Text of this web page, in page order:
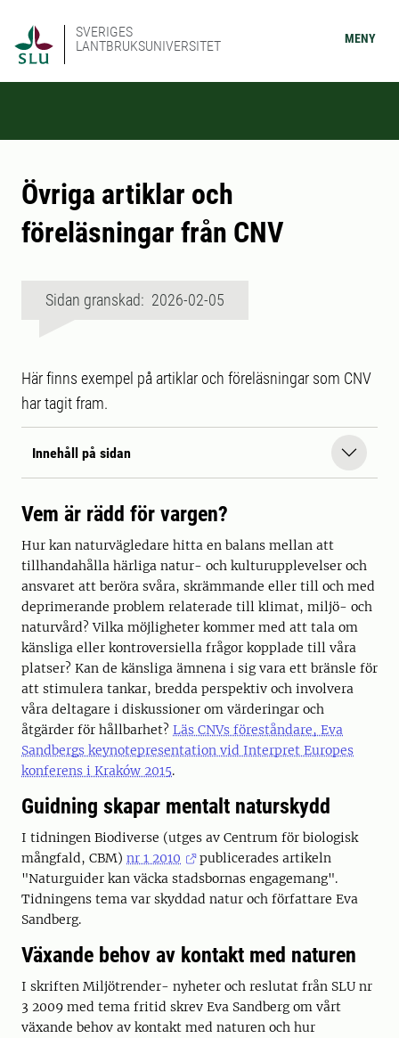
SVERIGES
LANTBRUKSUNIVERSITET
MENY
Övriga artiklar och
föreläsningar från CNV
Sidan granskad: 2026-02-05
Här finns exempel på artiklar och föreläsningar som CNV
har tagit fram.
Innehåll på sidan
Vem är rädd för vargen?
Hur kan naturvägledare hitta en balans mellan att
tillhandahålla härliga natur- och kulturupplevelser och
ansvaret att beröra svåra, skrämmande eller till och med
deprimerande problem relaterade till klimat, miljö- och
naturvård? Vilka möjligheter kommer med att tala om
känsliga eller kontroversiella frågor kopplade till våra
platser? Kan de känsliga ämnena i sig vara ett bränsle för
att stimulera tankar, bredda perspektiv och involvera
våra deltagare i diskussioner om värderingar och
åtgärder för hållbarhet? Läs CNVs föreståndare, Eva
Sandbergs keynotepresentation vid Interpret Europes
konferens i Kraków 2015.
Guidning skapar mentalt naturskydd
I tidningen Biodiverse (utges av Centrum för biologisk
mångfald, CBM) nr 1 2010
publicerades artikeln
"Naturguider kan väcka stadsbornas engagemang".
Tidningens tema var skyddad natur och författare Eva
Sandberg.
Växande behov av kontakt med naturen
I skriften Miljötrender- nyheter och reslutat från SLU nr
3 2009 med tema fritid skrev Eva Sandberg om vårt
växande behov av kontakt med naturen och hur